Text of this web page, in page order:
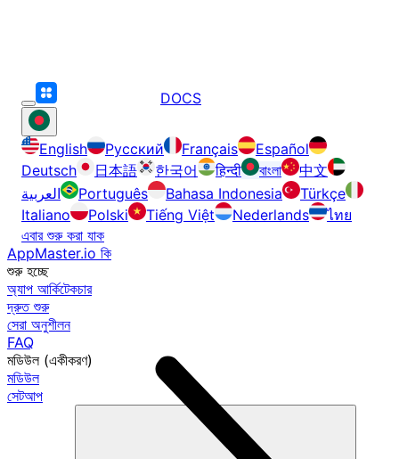
DOCS
English Русский Français
Español
Deutsch
日本語 한국어 हिन्दी বাংলা
中文
العربية
Português Bahasa Indonesia
Türkçe
Italiano
Polski Tiếng Việt Nederlands
ไทย
এবার শুরু করা যাক
AppMaster.io কি
শুরু হচ্ছে
অ্যাপ আর্কিটেকচার
দ্রুত শুরু
সেরা অনুশীলন
FAQ
মডিউল (একীকরণ)
মডিউল
সেটআপ